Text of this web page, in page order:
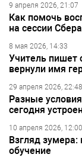
9 апреля 2026, 21:07
Как помочь
на сессии
8 мая 2026, 14:33
Учитель пишет
вернули имя
29 апреля 2026, 22:48
Разные
сегодня
10 апреля 2026, 12:00
Взгляд
обучение